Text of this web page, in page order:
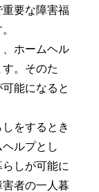
要な障害福
ホームヘル
。そのた
能になると
をするとき
ルプとし
しが可能に
者の一人暮